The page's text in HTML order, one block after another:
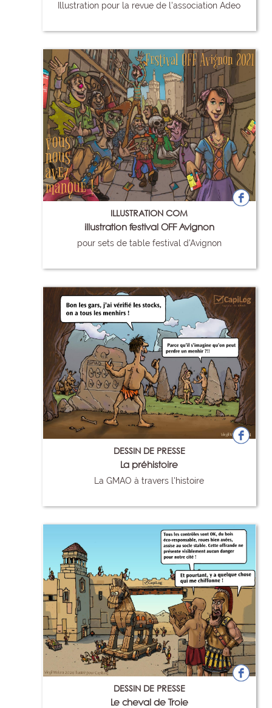
Illustration pour la revue de l'association Adeo
ILLUSTRATION COM
illustration festival OFF Avignon
pour sets de table festival d'Avignon
DESSIN DE PRESSE
La préhistoire
La GMAO à travers l'histoire
DESSIN DE PRESSE
Le cheval de Troie